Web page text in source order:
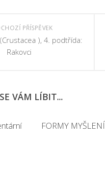
PŘÍSPĚVEK
), 4. podtřída:
Rakovci
VÁM LÍBIT...
FORMY MYŠLENÍ